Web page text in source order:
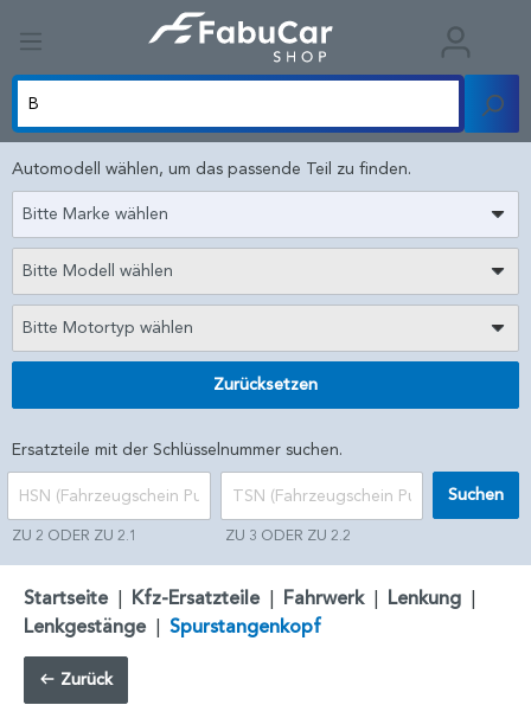
Automodell wählen, um das passende Teil zu finden.
Bitte Marke wählen
Bitte Modell wählen
Bitte Motortyp wählen
Zurücksetzen
Ersatzteile mit der Schlüsselnummer suchen.
ZU 2 ODER ZU 2.1 ZU 3 ODER ZU 2.2
Suchen
Startseite | Kfz-Ersatzteile | Fahrwerk | Lenkung |
Lenkgestänge | Spurstangenkopf
Zurück